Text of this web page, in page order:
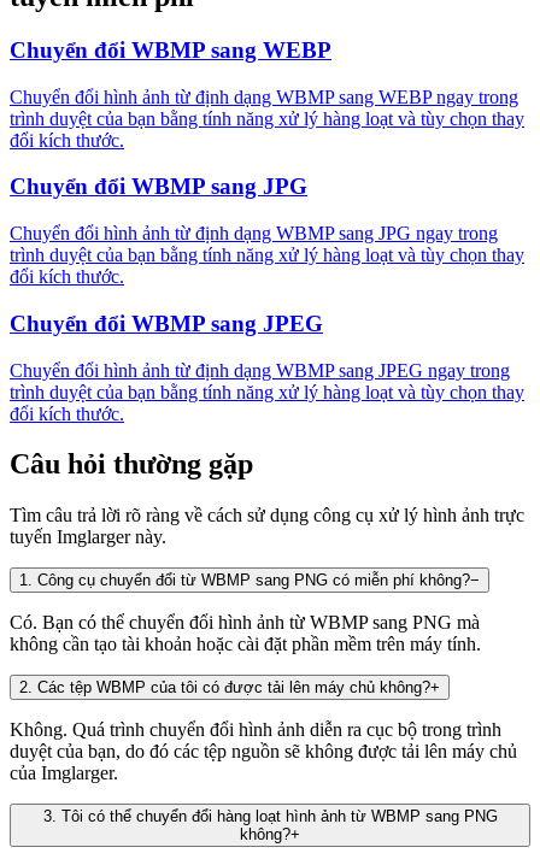
Chuyển đổi WBMP sang WEBP
Chuyển đổi hình ảnh từ định dạng WBMP sang WEBP ngay trong
trình duyệt của bạn bằng tính năng xử lý hàng loạt và tùy chọn thay
đổi kích thước.
Chuyển đổi WBMP sang JPG
Chuyển đổi hình ảnh từ định dạng WBMP sang JPG ngay trong
trình duyệt của bạn bằng tính năng xử lý hàng loạt và tùy chọn thay
đổi kích thước.
Chuyển đổi WBMP sang JPEG
Chuyển đổi hình ảnh từ định dạng WBMP sang JPEG ngay trong
trình duyệt của bạn bằng tính năng xử lý hàng loạt và tùy chọn thay
đổi kích thước.
Câu hỏi thường gặp
Tìm câu trả lời rõ ràng về cách sử dụng công cụ xử lý hình ảnh trực
tuyến Imglarger này.
1. Công cụ chuyển đổi từ WBMP sang PNG có miễn phí không?−
Có. Bạn có thể chuyển đổi hình ảnh từ WBMP sang PNG mà
không cần tạo tài khoản hoặc cài đặt phần mềm trên máy tính.
2. Các tệp WBMP của tôi có được tải lên máy chủ không?+
Không. Quá trình chuyển đổi hình ảnh diễn ra cục bộ trong trình
duyệt của bạn, do đó các tệp nguồn sẽ không được tải lên máy chủ
của Imglarger.
3. Tôi có thể chuyển đổi hàng loạt hình ảnh từ WBMP sang PNG
không?+